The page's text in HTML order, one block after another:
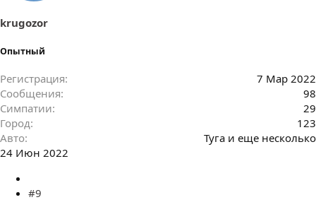
krugozor
Опытный
Регистрация
7 Мар 2022
Сообщения
98
Симпатии
29
Город
123
Авто
Туга и еще несколько
24 Июн 2022
#9